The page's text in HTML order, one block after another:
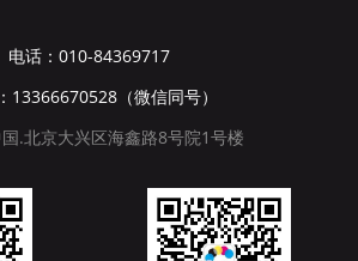
电话：010-84369717
13366670528（微信同号）
.北京大兴区海鑫路8号院1号楼